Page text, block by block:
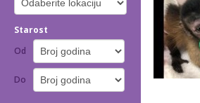
Starost
Od
Do